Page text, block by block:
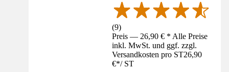
(9)
Preis — 26,90 € * Alle Preise
inkl. MwSt. und ggf. zzgl.
Versandkosten pro ST26,90
€*/ ST